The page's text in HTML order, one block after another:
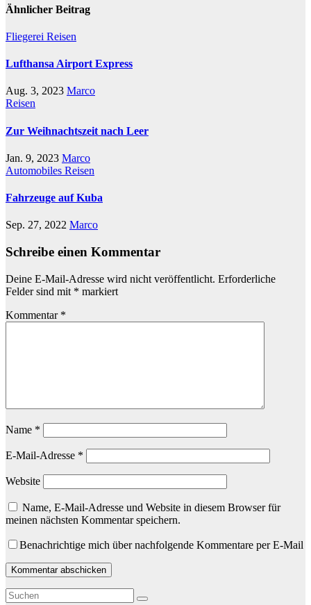
Ähnlicher Beitrag
Fliegerei Reisen
Lufthansa Airport Express
Aug. 3, 2023 Marco
Reisen
Zur Weihnachtszeit nach Leer
Jan. 9, 2023 Marco
Automobiles Reisen
Fahrzeuge auf Kuba
Sep. 27, 2022 Marco
Schreibe einen Kommentar
Deine E-Mail-Adresse wird nicht veröffentlicht. Erforderliche
Felder sind mit * markiert
Kommentar *
Name *
E-Mail-Adresse *
Website
Name, E-Mail-Adresse und Website in diesem Browser für
meinen nächsten Kommentar speichern.
Benachrichtige mich über nachfolgende Kommentare per E-Mail